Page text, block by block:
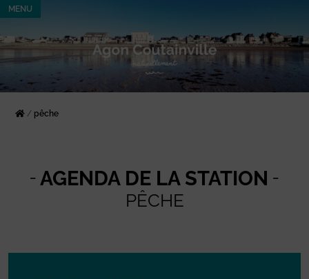
MENU
/ pêche
AGENDA DE LA STATION
PÊCHE